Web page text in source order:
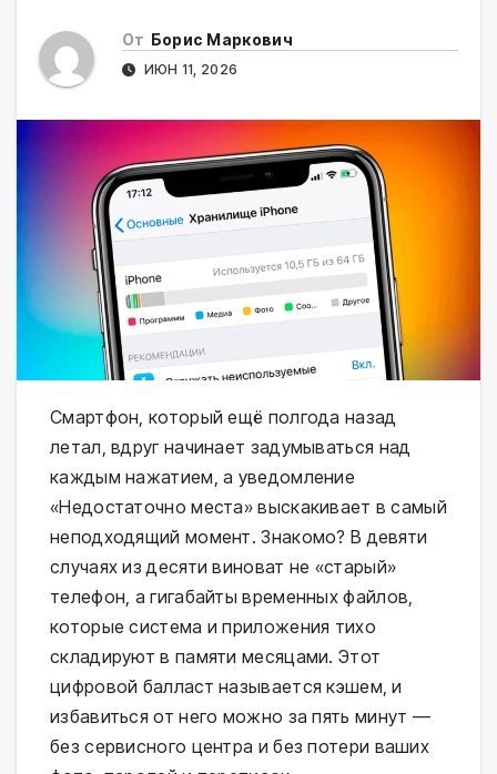
От Борис Маркович
ИЮН 11, 2026
Смартфон, который ещё полгода назад
летал, вдруг начинает задумываться над
каждым нажатием, а уведомление
«Недостаточно места» выскакивает в самый
неподходящий момент. Знакомо? В девяти
случаях из десяти виноват не «старый»
телефон, а гигабайты временных файлов,
которые система и приложения тихо
складируют в памяти месяцами. Этот
цифровой балласт называется кэшем, и
избавиться от него можно за пять минут —
без сервисного центра и без потери ваших